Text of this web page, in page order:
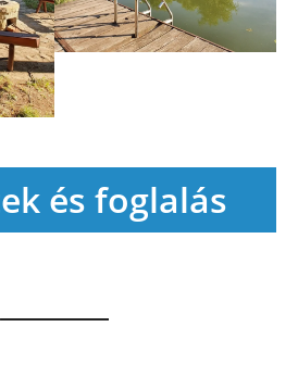
és foglalás